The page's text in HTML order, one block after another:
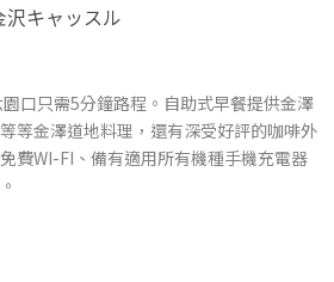
口只需5分鐘路程。自助式早餐提供金澤
等金澤道地料理，還有深受好評的咖啡外
費WI-FI、備有適用所有機種手機充電器